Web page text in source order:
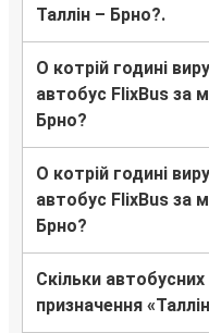
Таллін – Брно?.
О котрій годині
автобус FlixBus за
Брно?
О котрій годині
автобус FlixBus за
Брно?
Скільки
призначення